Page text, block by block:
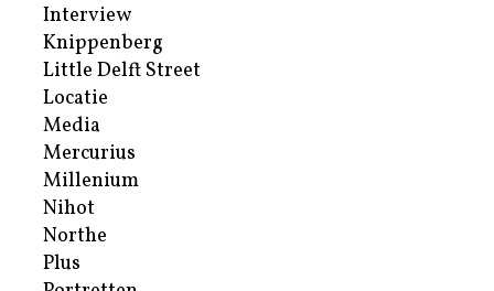
Interview
Knippenberg
Little Delft Street
Locatie
Media
Mercurius
Millenium
Nihot
Northe
Plus